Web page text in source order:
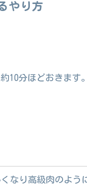
やり方
10分ほどおきます。
なり高級肉のよう